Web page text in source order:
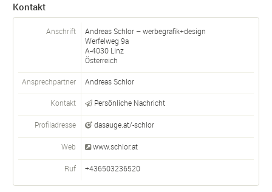
Kontakt
Anschrift
Andreas Schlor – werbegrafik+design
Werfelweg 9a
A-4030 Linz
Österreich
Ansprechpartner Andreas Schlor
Kontakt Persönliche Nachricht
Profiladresse dasauge.at/-schlor
Web www.schlor.at
Ruf +436503236520